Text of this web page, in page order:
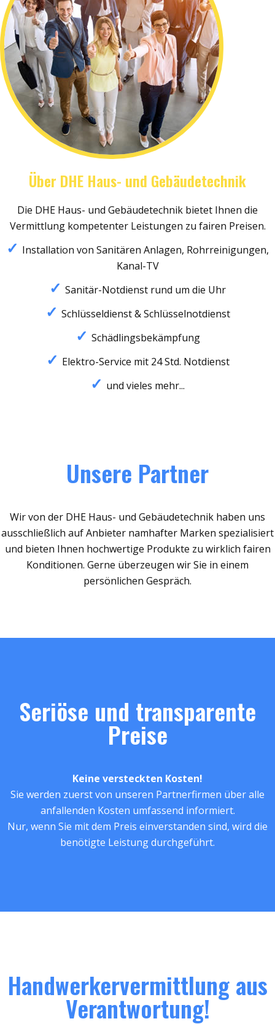
Über DHE Haus- und Gebäudetechnik
Die DHE Haus- und Gebäudetechnik bietet Ihnen die
Vermittlung kompetenter Leistungen zu fairen Preisen.
Installation von Sanitären Anlagen, Rohrreinigungen,
Kanal-TV
Sanitär-Notdienst rund um die Uhr
Schlüsseldienst & Schlüsselnotdienst
Schädlingsbekämpfung
Elektro-Service mit 24 Std. Notdienst
und vieles mehr...
Unsere Partner
Wir von der DHE Haus- und Gebäudetechnik haben uns
ausschließlich auf Anbieter namhafter Marken spezialisiert
und bieten Ihnen hochwertige Produkte zu wirklich fairen
Konditionen. Gerne überzeugen wir Sie in einem
persönlichen Gespräch.
Seriöse und transparente
Preise
Keine versteckten Kosten!
Sie werden zuerst von unseren Partnerfirmen über alle
anfallenden Kosten umfassend informiert.
Nur, wenn Sie mit dem Preis einverstanden sind, wird die
benötigte Leistung durchgeführt.
Handwerkervermittlung aus
Verantwortung!